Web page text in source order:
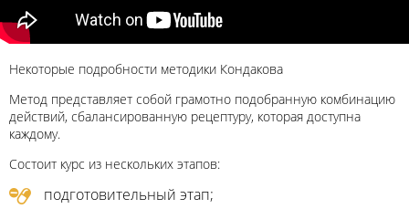
Некоторые подробности методики Кондакова
Метод представляет собой грамотно подобранную комбинацию
действий, сбалансированную рецептуру, которая доступна
каждому.
Состоит курс из нескольких этапов:
подготовительный этап;